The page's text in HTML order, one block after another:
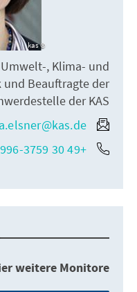
kas
, Klima- und
Beauftragte der
der KAS.
+49 30 26996-3759
weitere Monitore